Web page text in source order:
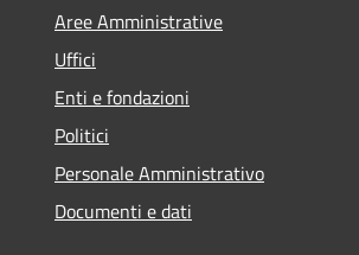
Aree Amministrative
Uffici
Enti e fondazioni
Politici
Personale Amministrativo
Documenti e dati